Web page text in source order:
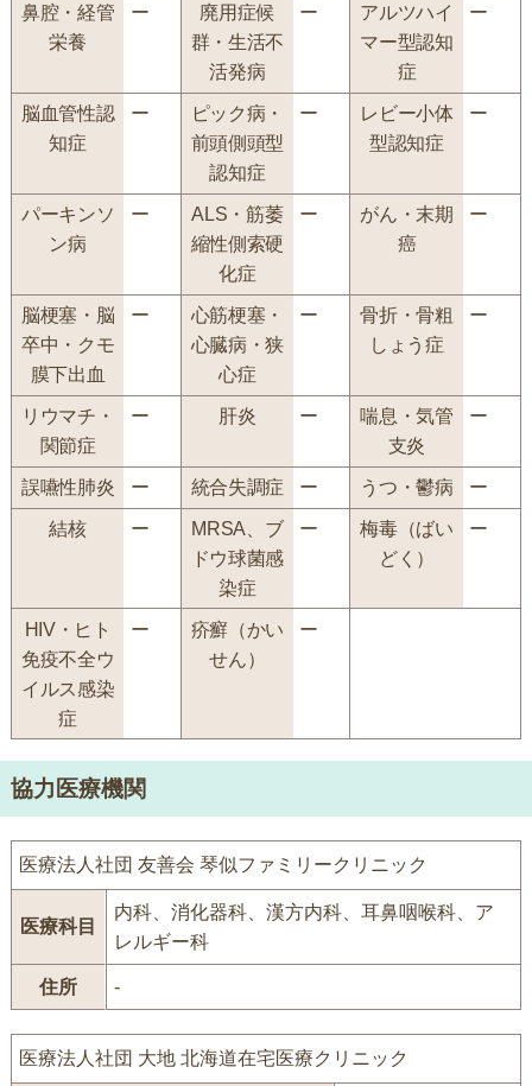
鼻腔・経管
栄養
ー
廃用症候
群・生活不
活発病
ー
アルツハイ
マー型認知
症
ー
脳血管性認
知症
ー
ピック病・
前頭側頭型
認知症
ー
レビー小体
型認知症
ー
パーキンソ
ン病
ー
ALS・筋萎
縮性側索硬
化症
ー
がん・末期
癌
ー
脳梗塞・脳
卒中・クモ
膜下出血
ー
心筋梗塞・
心臓病・狭
心症
ー
骨折・骨粗
しょう症
ー
リウマチ・
関節症
ー 肝炎 ー
喘息・気管
支炎
ー
誤嚥性肺炎 ー 統合失調症 ー うつ・鬱病 ー
結核 ー
MRSA、ブ
ドウ球菌感
染症
ー
梅毒（ばい
どく）
ー
HIV・ヒト
免疫不全ウ
イルス感染
症
ー
疥癬（かい
せん）
ー
協力医療機関
医療法人社団 友善会 琴似ファミリークリニック
医療科目
内科、消化器科、漢方内科、耳鼻咽喉科、ア
レルギー科
住所 -
医療法人社団 大地 北海道在宅医療クリニック